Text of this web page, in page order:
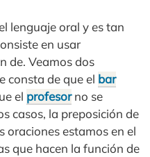
lenguaje oral y es tan
en usar
de. Veamos dos
consta de que el bar
el profesorno se
casos, la preposición de
oraciones estamos en el
que hacen la función de